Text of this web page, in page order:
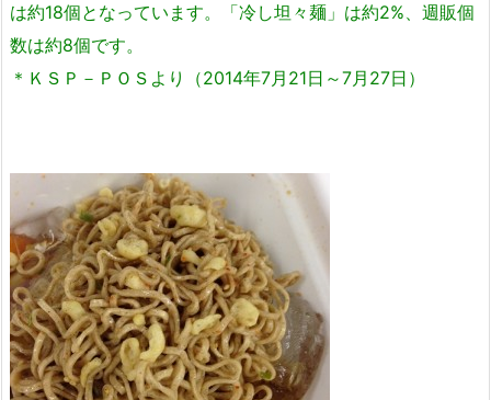
は約18個となっています。「冷し坦々麺」は約2%、週販個
数は約8個です。
＊ＫＳＰ－ＰＯＳより（2014年7月21日～7月27日）